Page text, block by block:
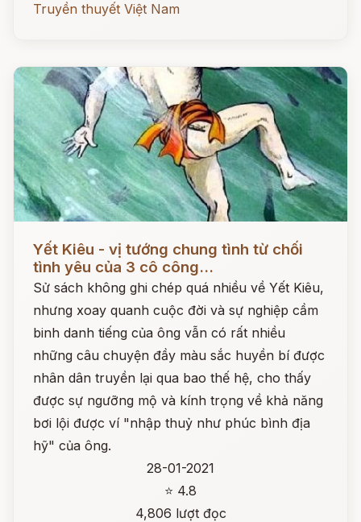
Truyền thuyết Việt Nam
Đọc ngay
Yết Kiêu - vị tướng chung tình từ chối
tình yêu của 3 cô công...
Sử sách không ghi chép quá nhiều về Yết Kiêu,
nhưng xoay quanh cuộc đời và sự nghiệp cầm
binh danh tiếng của ông vẫn có rất nhiều
những câu chuyện đầy màu sắc huyền bí được
nhân dân truyền lại qua bao thế hệ, cho thấy
được sự ngưỡng mộ và kính trọng về khả năng
bơi lội được ví "nhập thuỷ như phúc bình địa
hỹ" của ông.
28-01-2021
⭐ 4.8
4,806 lượt đọc